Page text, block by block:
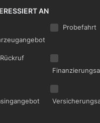
AN
Probefahrt
Rückruf